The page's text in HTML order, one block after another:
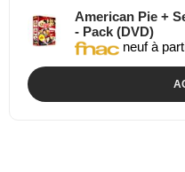
American Pie +
- Pack (DVD)
neuf à